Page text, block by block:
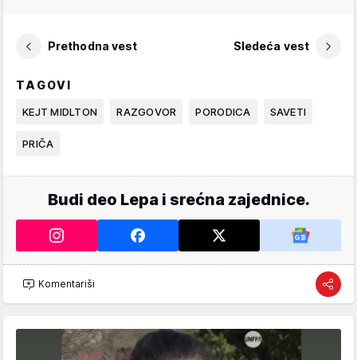
Prethodna vest Sledeća vest
TAGOVI
KEJT MIDLTON RAZGOVOR PORODICA SAVETI
PRIČA
Budi deo Lepa i srećna zajednice.
Komentariši